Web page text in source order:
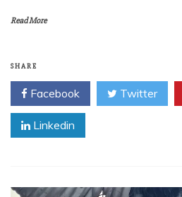
Read More
SHARE
Facebook Twitter
Linkedin